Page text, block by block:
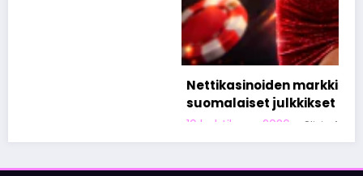
Nettikasinoiden markkinoinnista tunnetut
suomalaiset julkkikset
Olivia Aho